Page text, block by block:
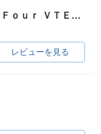
ＣＢ４００Ｓｕｐｅｒ Ｆｏｕｒ ＶＴＥＣ ＳＰＥＣ３
レビューを見る